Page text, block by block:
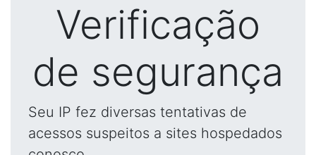
Verificação
de segurança
Seu IP fez diversas tentativas de
acessos suspeitos a sites hospedados